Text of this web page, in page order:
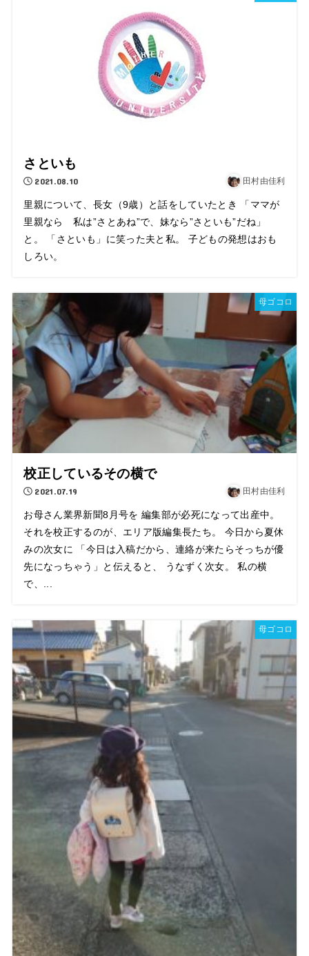
さといも
2021.08.10 田村由佳利
里親について、長女（9歳）と話をしていたとき 「ママが
里親なら 私は”さとあね”で、妹なら”さといも”だね」
と。 「さといも」に笑った夫と私。 子どもの発想はおも
しろい。
母ゴコロ
校正しているその横で
2021.07.19 田村由佳利
お母さん業界新聞8月号を 編集部が必死になって出産中。
それを校正するのが、エリア版編集長たち。 今日から夏休
みの次女に 「今日は入稿だから、連絡が来たらそっちが優
先になっちゃう」と伝えると、 うなずく次女。 私の横
で、...
母ゴコロ